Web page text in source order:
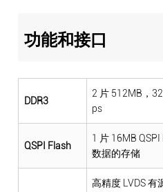
功能和接口
DDR3
2 片 512MB，
ps
QSPI Flash
1 片 16MB
数据的存储
高精度 LVDS 有